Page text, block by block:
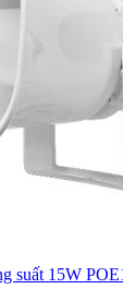
suất 15W